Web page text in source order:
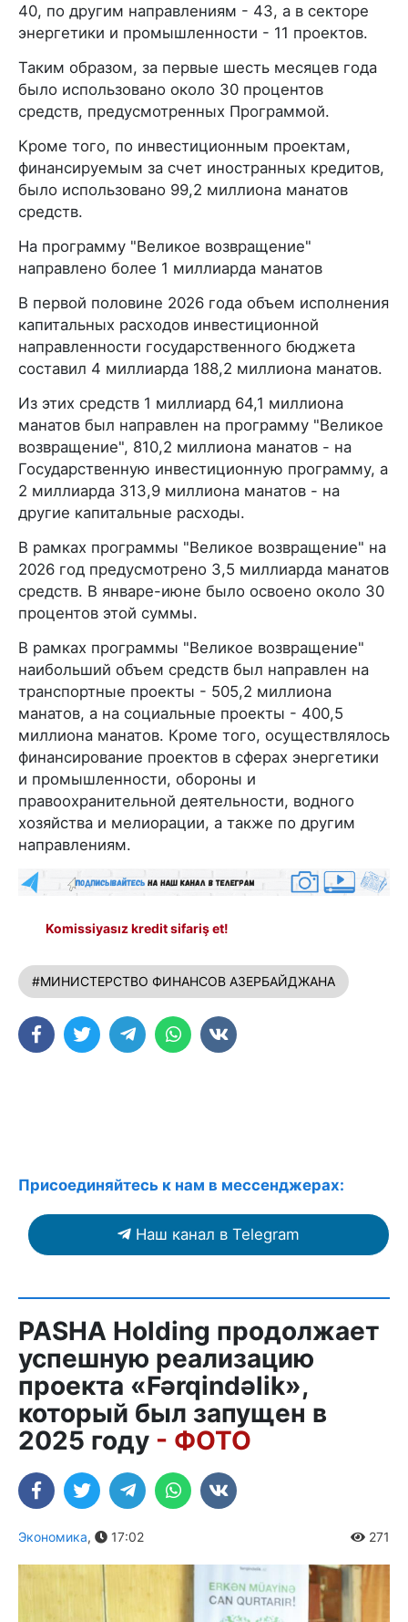
40, по другим направлениям - 43, а в секторе
энергетики и промышленности - 11 проектов.
Таким образом, за первые шесть месяцев года
было использовано около 30 процентов
средств, предусмотренных Программой.
Кроме того, по инвестиционным проектам,
финансируемым за счет иностранных кредитов,
было использовано 99,2 миллиона манатов
средств.
На программу "Великое возвращение"
направлено более 1 миллиарда манатов
В первой половине 2026 года объем исполнения
капитальных расходов инвестиционной
направленности государственного бюджета
составил 4 миллиарда 188,2 миллиона манатов.
Из этих средств 1 миллиард 64,1 миллиона
манатов был направлен на программу "Великое
возвращение", 810,2 миллиона манатов - на
Государственную инвестиционную программу, а
2 миллиарда 313,9 миллиона манатов - на
другие капитальные расходы.
В рамках программы "Великое возвращение" на
2026 год предусмотрено 3,5 миллиарда манатов
средств. В январе-июне было освоено около 30
процентов этой суммы.
В рамках программы "Великое возвращение"
наибольший объем средств был направлен на
транспортные проекты - 505,2 миллиона
манатов, а на социальные проекты - 400,5
миллиона манатов. Кроме того, осуществлялось
финансирование проектов в сферах энергетики
и промышленности, обороны и
правоохранительной деятельности, водного
хозяйства и мелиорации, а также по другим
направлениям.
Komissiyasız kredit sifariş et!
#МИНИСТЕРСТВО ФИНАНСОВ АЗЕРБАЙДЖАНА
Присоединяйтесь к нам в мессенджерах:
Наш канал в Telegram
PASHA Holding продолжает
успешную реализацию
проекта «Fərqindəlik»,
который был запущен в
2025 году - ФОТО
Экономика, 17:02 271